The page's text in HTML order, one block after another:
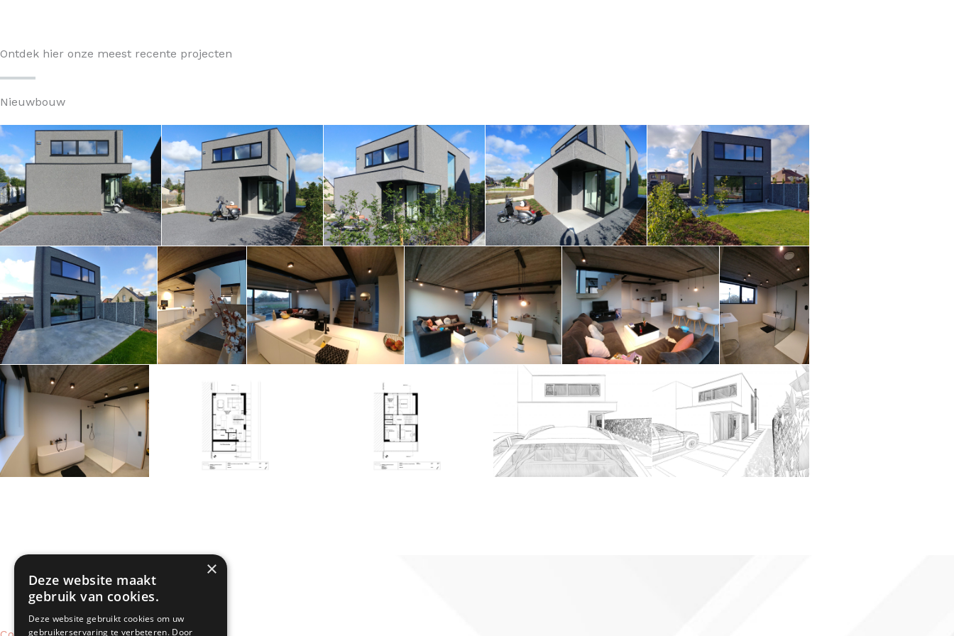
Ontdek hier onze meest recente projecten
Nieuwbouw
×
Deze website maakt
gebruik van cookies.
Deze website gebruikt cookies om uw
gebruikerservaring te verbeteren. Door